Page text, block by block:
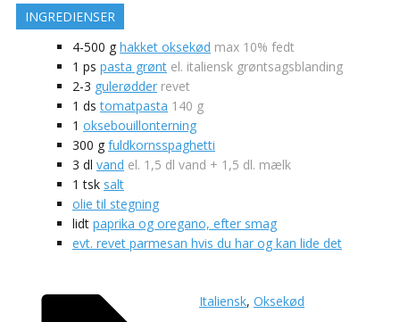
INGREDIENSER
4-500 g hakket oksekød max 10% fedt
1 ps pasta grønt el. italiensk grøntsagsblanding
2-3 gulerødder revet
1 ds tomatpasta 140 g
1 oksebouillonterning
300 g fuldkornsspaghetti
3 dl vand el. 1,5 dl vand + 1,5 dl. mælk
1 tsk salt
olie til stegning
lidt paprika og oregano, efter smag
evt. revet parmesan hvis du har og kan lide det
Italiensk, Oksekød